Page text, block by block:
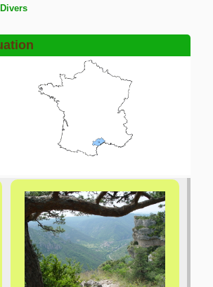
Divers